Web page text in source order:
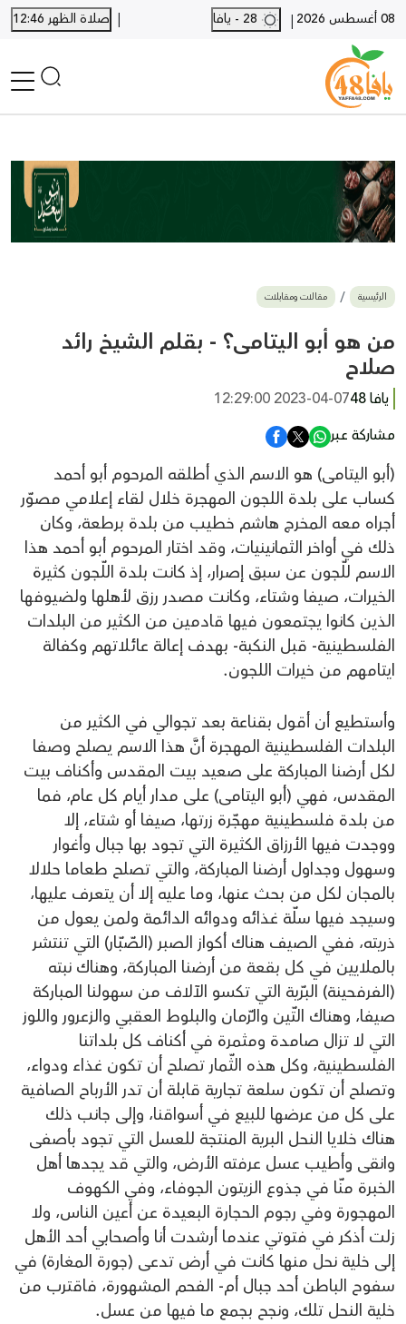
08 أغسطس 2026 |
| صلاة الظهر 12:46
أخبار محلية
أخبار يافا
SHORTS
أخبار اللد والرملة
بيع وشراء
أخبار القدس
وفيات
المزيد
ارسل خبر
الرئيسية مقالات ومقابلات
من هو أبو اليتامى؟ - بقلم الشيخ رائد
صلاح
يافا 48
2023-04-07 12:29:00
مشاركة عبر
(أبو اليتامى) هو الاسم الذي أطلقه المرحوم أبو أحمد
كساب على بلدة اللجون المهجرة خلال لقاء إعلامي مصوّر
أجراه معه المخرج هاشم خطيب من بلدة برطعة، وكان
ذلك في أواخر الثمانينيات، وقد اختار المرحوم أبو أحمد هذا
الاسم للّجون عن سبق إصرار، إذ كانت بلدة اللّجون كثيرة
الخيرات، صيفا وشتاء، وكانت مصدر رزق لأهلها ولضيوفها
الذين كانوا يجتمعون فيها قادمين من الكثير من البلدات
الفلسطينية- قبل النكبة- بهدف إعالة عائلاتهم وكفالة
ايتامهم من خيرات اللجون.
وأستطيع أن أقول بقناعة بعد تجوالي في الكثير من
البلدات الفلسطينية المهجرة أنَّ هذا الاسم يصلح وصفا
لكل أرضنا المباركة على صعيد بيت المقدس وأكناف بيت
المقدس، فهي (أبو اليتامى) على مدار أيام كل عام، فما
من بلدة فلسطينية مهجّرة زرتها، صيفا أو شتاء، إلا
ووجدت فيها الأرزاق الكثيرة التي تجود بها جبال وأغوار
وسهول وجداول أرضنا المباركة، والتي تصلح طعاما حلالا
بالمجان لكل من بحث عنها، وما عليه إلا أن يتعرف عليها،
وسيجد فيها سلّة غذائه ودوائه الدائمة ولمن يعول من
ذريته، ففي الصيف هناك أكواز الصبر (الصّبّار) التي تنتشر
بالملايين في كل بقعة من أرضنا المباركة، وهناك نبته
(الفرفحينة) البرّية التي تكسو الآلاف من سهولنا المباركة
صيفا، وهناك التّين والرّمان والبلوط العقبي والزعرور واللوز
التي لا تزال صامدة ومثمرة في أكناف كل بلداتنا
الفلسطينية، وكل هذه الثّمار تصلح أن تكون غذاء ودواء،
وتصلح أن تكون سلعة تجارية قابلة أن تدر الأرباح الصافية
على كل من عرضها للبيع في أسواقنا، وإلى جانب ذلك
هناك خلايا النحل البرية المنتجة للعسل التي تجود بأصفى
وانقى وأطيب عسل عرفته الأرض، والتي قد يجدها أهل
الخبرة منّا في جذوع الزيتون الجوفاء، وفي الكهوف
المهجورة وفي رجوم الحجارة البعيدة عن أعين الناس، ولا
زلت أذكر في فتوتي عندما أرشدت أنا وأصحابي أحد الأهل
إلى خلية نحل منها كانت في أرض تدعى (جورة المغارة) في
سفوح الباطن أحد جبال أم- الفحم المشهورة، فاقترب من
خلية النحل تلك، ونجح بجمع ما فيها من عسل.